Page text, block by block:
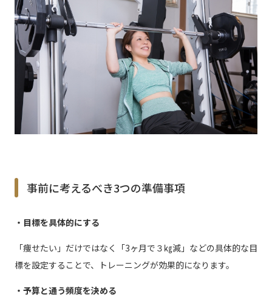
事前に考えるべき3つの準備事項
・目標を具体的にする
「痩せたい」だけではなく「3ヶ月で３㎏減」などの具体的な目
標を設定することで、トレーニングが効果的になります。
・予算と通う頻度を決める